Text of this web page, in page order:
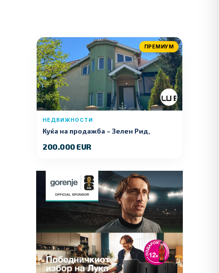
ПРЕМИУМ
НЕДВИЖНОСТИ
Куќа на продажба – Зелeн Рид,
200.000 EUR